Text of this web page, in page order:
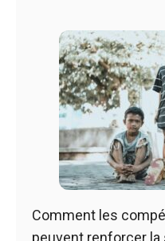
Comment les
peuvent renforcer